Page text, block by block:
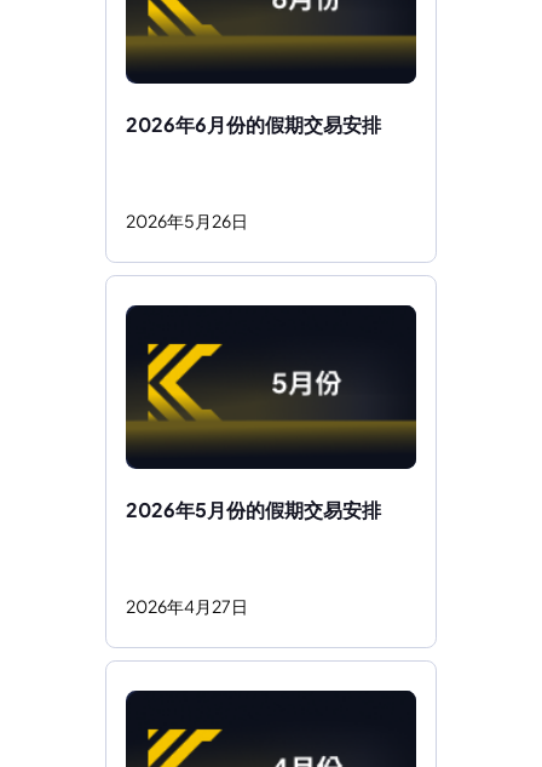
2026年6月份的假期交易安排
2026年5 月 26日
2026年5月份的假期交易安排
2026年4月 27日